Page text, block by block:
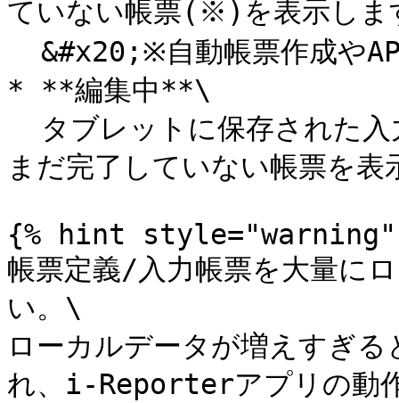
ていない帳票(※)を表示し
* **編集中**\
まだ完了していない帳票を表
{% hint style="warning"
帳票定義/入力帳票を大量に
い。\
ローカルデータが増えすぎ
れ、i-Reporterアプリの動